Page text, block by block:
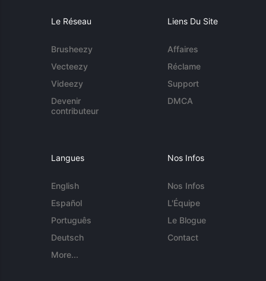
Le Réseau
Brusheezy
Vecteezy
Videezy
Devenir
contributeur
Liens Du Site
Affaires
Réclame
Support
DMCA
Langues
English
Español
Português
Deutsch
More...
Nos Infos
Nos Infos
L'Équipe
Le Blogue
Contact